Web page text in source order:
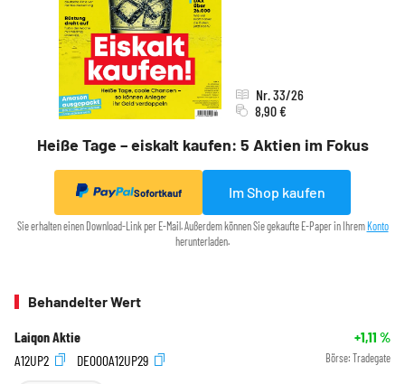
Heiße Tage – eiskalt kaufen: 5 Aktien im Fokus
Nr. 33/26
8,90 €
Sofortkauf Im Shop kaufen
Sie erhalten einen Download-Link per E-Mail. Außerdem können Sie gekaufte E-Paper in Ihrem Konto
herunterladen.
Behandelter Wert
Laiqon Aktie +1,11 %
A12UP2
DE000A12UP29 Börse: Tradegate